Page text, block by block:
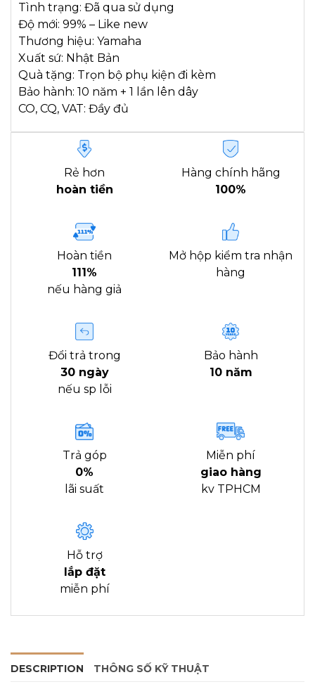
Tình trạng: Đã qua sử dụng
Độ mới: 99% – Like new
Thương hiệu: Yamaha
Xuất sứ: Nhật Bản
Quà tặng: Trọn bộ phụ kiện đi kèm
Bảo hành: 10 năm + 1 lần lên dây
CO, CQ, VAT: Đầy đủ
Rẻ hơn
hoàn tiền
Hàng chính hãng
100%
Hoàn tiền
111%
nếu hàng giả
Mở hộp kiểm tra nhận
hàng
Đổi trả trong
30 ngày
nếu sp lỗi
Bảo hành
10 năm
Trả góp
0%
lãi suất
Miễn phí
giao hàng
kv TPHCM
Hỗ trợ
lắp đặt
miễn phí
DESCRIPTION THÔNG SỐ KỸ THUẬT